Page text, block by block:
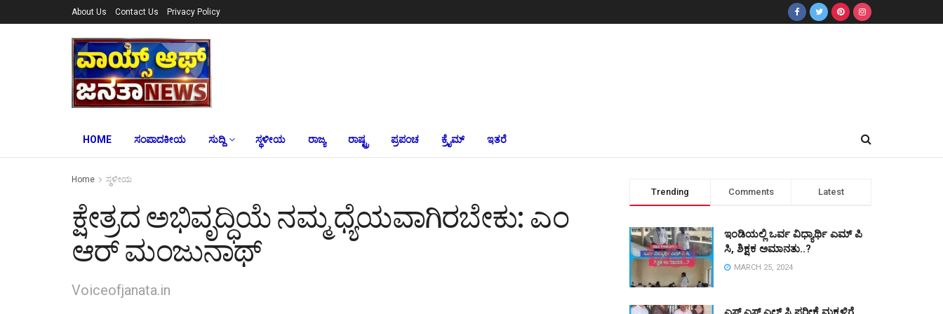
About Us Contact Us Privacy Policy
HOME ಸಂಪಾದಕೀಯ ಸುದ್ದಿ ಸ್ಥಳೀಯ ರಾಜ್ಯ ರಾಷ್ಟ್ರ ಪ್ರಪಂಚ ಕ್ರೈಮ್‌ ಇತರೆ
Home ಸ್ಥಳೀಯ
ಕ್ಷೇತ್ರದ ಅಭಿವೃದ್ಧಿಯೆ ನಮ್ಮ ಧ್ಯೆಯವಾಗಿರಬೇಕು: ಎಂ
ಆರ್‌ ಮಂಜುನಾಥ್
Voiceofjanata.in
Trending Comments Latest
ಇಂಡಿಯಲ್ಲಿ ಒರ್ವ ವಿಧ್ಯಾರ್ಥಿ ಎಮ್ ಪಿ
ಸಿ, ಶಿಕ್ಷಕ ಅಮಾನತು..?
MARCH 25, 2024